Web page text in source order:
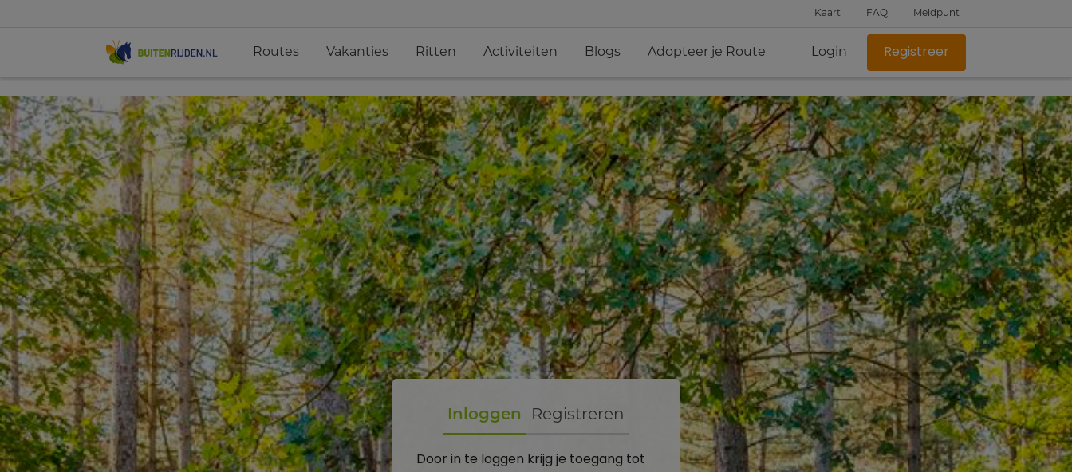
Kaart FAQ Meldpunt
Routes Vakanties Ritten Activiteiten Blogs Adopteer je Route Login Registreer
Inloggen Registreren
Door in te loggen krijg je toegang tot